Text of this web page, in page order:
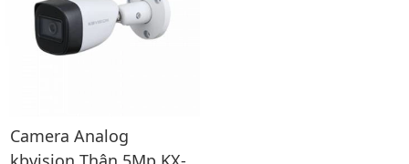
Camera Analog